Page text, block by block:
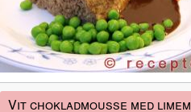
Vit chokladmousse med